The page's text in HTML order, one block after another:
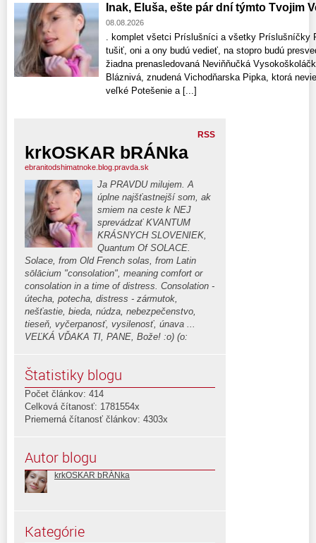
Inak, Eluša, ešte pár dní týmto Tvojim
08.08.2026
. komplet všetci Príslušníci a všetky Príslušníčky
tušiť, oni a ony budú vedieť, na stopro budú
žiadna prenasledovaná Neviňňučká
Bláznivá, znudená Vichodňarska Pipka, ktorá
veľké Potešenie a [...]
RSS
krkOSKAR bRÁNka
ebranitodshimatnoke.blog.pravda.sk
Ja PRAVDU milujem. A
úplne najšťastnejší som, ak
smiem na ceste k NEJ
sprevádzať KVANTUM
KRÁSNYCH SLOVENIEK,
Quantum Of SOLACE.
Solace, from Old French solas, from Latin
sōlācium "consolation", meaning comfort or
consolation in a time of distress. Consolation -
útecha, potecha, distress - zármutok,
nešťastie, bieda, núdza, nebezpečenstvo,
tieseň, vyčerpanosť, vysilenosť, únava ...
VEĽKÁ VĎAKA TI, PANE, Bože! :o) (o:
Štatistiky blogu
Počet článkov: 414
Celková čítanosť: 1781554x
Priemerná čítanosť článkov: 4303x
Autor blogu
krkOSKAR bRÁNka
Kategórie